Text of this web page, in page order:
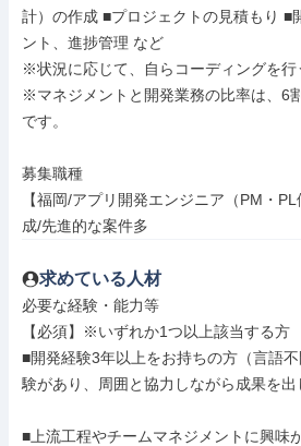
計）の作成 ■プロジェクトの見積もり ■
ント、進捗管理 など
※状況に応じて、自らコーディングを行
※マネジメントと開発業務の比率は、6
です。
募集職種
【福岡/アプリ開発エンジニア（PM・
成/先進的な案件多
求めている人材
必要な経験・能力等
【必須】※いずれか1つ以上該当する方
■開発経験3年以上をお持ちの方（言語
験があり、周囲と協力しながら成果を出
■上流工程やチームマネジメントに興味